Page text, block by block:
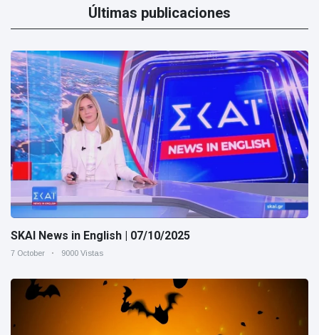
Últimas publicaciones
SKAI News in English | 07/10/2025
7 October 9000 Vistas